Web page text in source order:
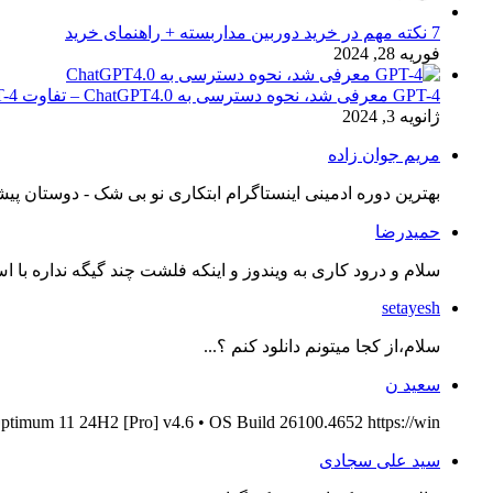
7 نکته مهم در خرید دوربین مداربسته + راهنمای خرید
فوریه 28, 2024
GPT-4 معرفی شد، نحوه دسترسی به ChatGPT4.0 – تفاوت chat GPT-4 با نسخه 3.5
ژانویه 3, 2024
مریم جوان زاده
بهترین دوره ادمینی اینستاگرام ابتکاری نو بی شک - دوستان
حمیدرضا
سلام و درود کاری به ویندوز و اینکه فلشت چند گیگه نداره با
setayesh
سلام،از کجا میتونم دانلود کنم ؟...
سعید ن
11 24H2 [Pro] v4.6 • OS Build 26100.4652 https://win...
سید علی سجادی